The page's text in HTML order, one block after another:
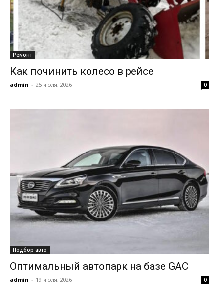
Ремонт
Как починить колесо в рейсе
admin - 25 июля, 2026 0
Подбор авто
Оптимальный автопарк на базе GAC
admin - 19 июля, 2026 0